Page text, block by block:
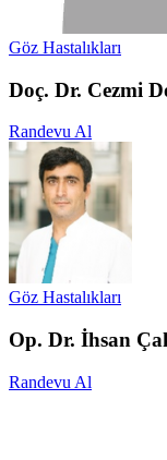
Göz Hastalıkları
Doç. Dr. Cezmi
Randevu Al
Göz Hastalıkları
Op. Dr. İhsan
Randevu Al